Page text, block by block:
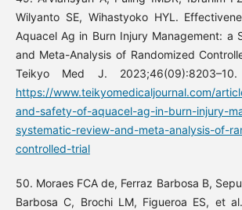
Wilyanto SE, Wihastyoko HYL.
Aquacel Ag in Burn Injury Management: a
and Meta-Analysis of Randomized
Teikyo Med J.
https://www.teikyomedicaljournal.com/
and-safety-of-aquacel-ag-in-burn-injury-
systematic-review-and-meta-analysis-of-
controlled-trial
50. Moraes FCA de, Ferraz Barbosa B,
Barbosa C, Brochi LM, Figueroa ES, et